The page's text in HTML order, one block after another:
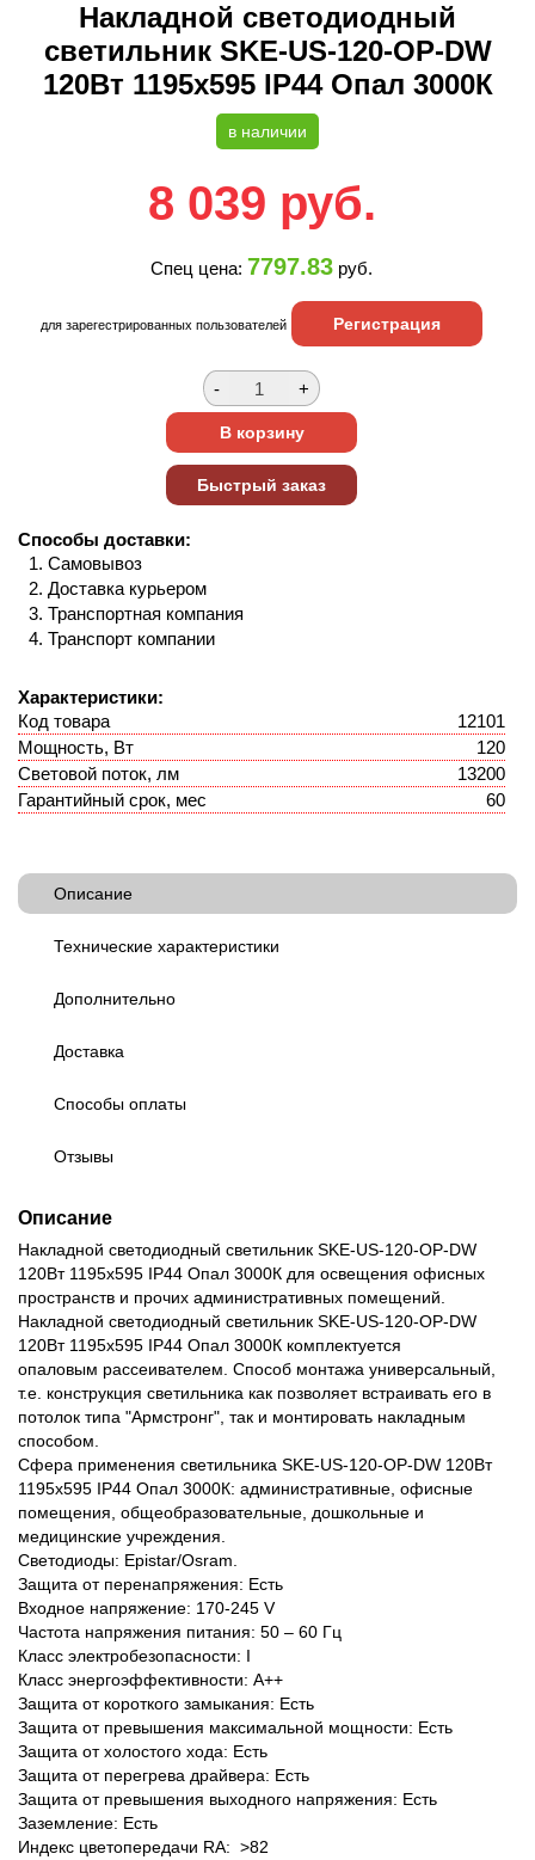
Накладной светодиодный
светильник SKE-US-120-OP-DW
120Вт 1195х595 IP44 Опал 3000К
в наличии
8 039 руб.
Спец цена: 7797.83 руб.
для зарегестрированных пользователей Регистрация
Способы доставки:
Самовывоз
Доставка курьером
Транспортная компания
Транспорт компании
Характеристики:
Код товара
12101
Мощность, Вт
120
Световой поток, лм
13200
Гарантийный срок, мес
60
Описание
Технические характеристики
Дополнительно
Доставка
Способы оплаты
Отзывы
Описание
Накладной светодиодный светильник SKE-US-120-OP-DW
120Вт 1195х595 IP44 Опал 3000К для освещения офисных
пространств и прочих административных помещений.
Накладной светодиодный светильник SKE-US-120-OP-DW
120Вт 1195х595 IP44 Опал 3000К комплектуется
опаловым рассеивателем. Способ монтажа универсальный,
т.е. конструкция светильника как позволяет встраивать его в
потолок типа "Армстронг", так и монтировать накладным
способом.
Сфера применения светильника SKE-US-120-OP-DW 120Вт
1195х595 IP44 Опал 3000К: административные, офисные
помещения, общеобразовательные, дошкольные и
медицинские учреждения.
Светодиоды: Epistar/Osram.
Защита от перенапряжения: Есть
Входное напряжение: 170-245 V
Частота напряжения питания: 50 – 60 Гц
Класс электробезопасности: I
Класс энергоэффективности: А++
Защита от короткого замыкания: Есть
Защита от превышения максимальной мощности: Есть
Защита от холостого хода: Есть
Защита от перегрева драйвера: Есть
Защита от превышения выходного напряжения: Есть
Заземление: Есть
Индекс цветопередачи RA: >82